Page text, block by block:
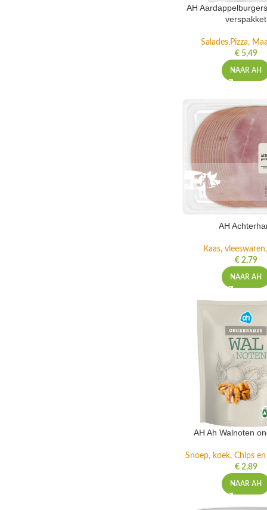
AH
verspakket
Salades,Pizza,
€5,49
NAAR AH
AH
Kaas,
€2,79
NAAR AH
AH Ah Walnoten
Snoep, koek, Chips
€2,89
NAAR AH